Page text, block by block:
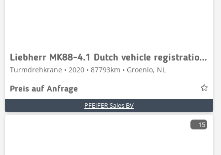
Liebherr MK88-4.1 Dutch vehicle registration, Valid inspect
Turmdrehkrane • 2020 • 87793km • Groenlo, NL
Preis auf Anfrage
PFEIFER Sales BV
15